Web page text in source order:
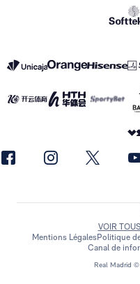
Real Madrid ©
VOIR
Mentions LégalesPolitique
Canal de